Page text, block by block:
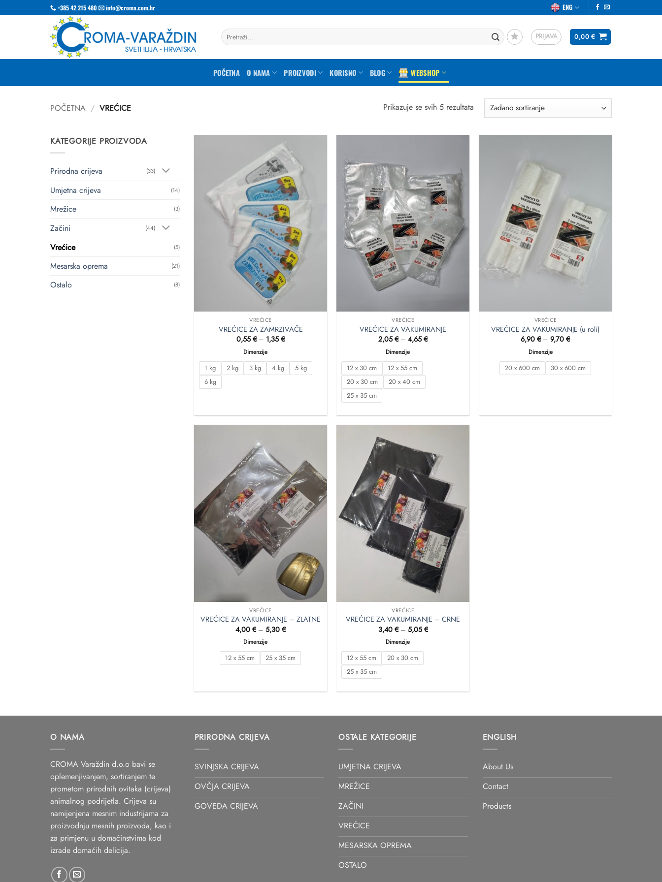
to
+385 42 215 480 info@croma.com.hr ENG
Pretraži: PRIJAVA 0,00€
POČETNA O NAMA PROIZVODI KORISNO BLOG WEBSHOP
POČETNA / VREĆICE Prikazuje se svih 5 rezultata
KATEGORIJE PROIZVODA
Prirodna crijeva (33)
Umjetna crijeva (14)
Mrežice (3)
Začini (44)
Vrećice (5)
Mesarska oprema (21)
Ostalo (8)
favorite
VREĆICE
VREĆICE ZA ZAMRZIVAČE
0,55€ – 1,35€Raspon
0,55 €
1,35 €
Dimenzije
1 kg 2 kg 3 kg 4 kg
5 kg
6 kg
favorite
VREĆICE
VREĆICE ZA VAKUMIRANJE
2,05€ – 4,65€Raspon
Dimenzije
12 x 30 cm
12 x 55 cm
20 x 30 cm
20 x 40 cm
25 x 35 cm
VREĆICE
VREĆICE ZA VAKUMIRANJE (u roli)
6,90€ – 9,70€Raspon
6,90 €
do
9,70 €
Dimenzije
20 x 600 cm 30 x 600 cm
favorite
VREĆICE
VREĆICE ZA VAKUMIRANJE – ZLATNE
4,00€ – 5,30€Raspon
4,00 €
do
5,30 €
Dimenzije
12 x 55 cm 25 x 35 cm
VREĆICE
VREĆICE ZA VAKUMIRANJE – CRNE
3,40 € – 5,05€Raspon
Dimenzije
12 x 55 cm
20 x 30 cm
25 x 35 cm
O NAMA
CROMA Varaždin d.o.o bavi se
oplemenjivanjem, sortiranjem te
prometom prirodnih ovitaka (crijeva)
animalnog podrijetla. Crijeva su
namijenjena mesnim industrijama za
proizvodnju mesnih proizvoda, kao i
za primjenu u domaćinstvima kod
izrade domaćih delicija.
PRIRODNA CRIJEVA
SVINJSKA CRIJEVA
OVČJA CRIJEVA
GOVEĐA CRIJEVA
OSTALE KATEGORIJE
UMJETNA CRIJEVA
MREŽICE
ZAČINI
VREĆICE
MESARSKA OPREMA
OSTALO
ENGLISH
About Us
Contact
Products